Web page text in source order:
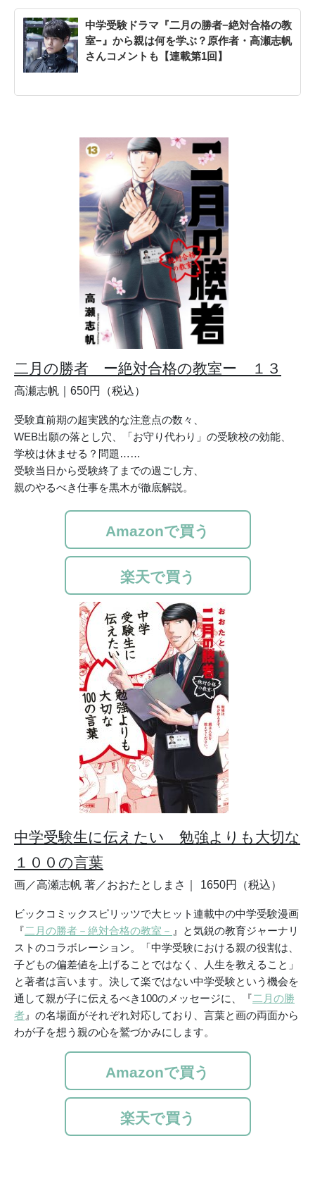
中学受験ドラマ『二月の勝者−絶対合格の教
室−』から親は何を学ぶ？原作者・高瀬志帆
さんコメントも【連載第1回】
二月の勝者 ー絶対合格の教室ー １３
高瀬志帆｜650円（税込）
受験直前期の超実践的な注意点の数々、
WEB出願の落とし穴、「お守り代わり」の受験校の効能、
学校は休ませる？問題……
受験当日から受験終了までの過ごし方、
親のやるべき仕事を黒木が徹底解説。
Amazonで買う
楽天で買う
中学受験生に伝えたい 勉強よりも大切な
１００の言葉
画／高瀬志帆 著／おおたとしまさ｜ 1650円（税込）
ビックコミックスピリッツで大ヒット連載中の中学受験漫画
『二月の勝者－絶対合格の教室－ 』と気鋭の教育ジャーナリ
ストのコラボレーション。「中学受験における親の役割は、
子どもの偏差値を上げることではなく、人生を教えること」
と著者は言います。決して楽ではない中学受験という機会を
通して親が子に伝えるべき100のメッセージに、『二月の勝
者 』の名場面がそれぞれ対応しており、言葉と画の両面から
わが子を想う親の心を鷲づかみにします。
Amazonで買う
楽天で買う